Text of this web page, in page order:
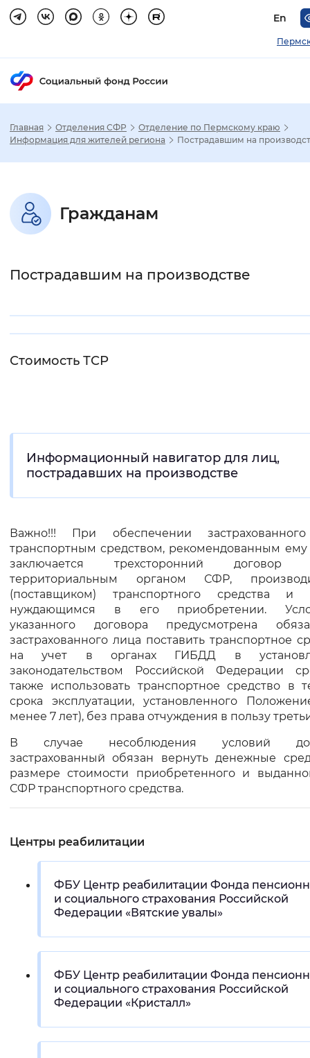
En
Размер шрифта
Шрифт
Интервал между буквами
Нормальный
Синий фон
Звуковой ассистент
Воспроизвести Остановить
Вернуть стандартные настройки
Главная Отделения СФР
Отделение по Пермскому краю
Информация для жителей региона
Пострадавшим на
Гражданам
Пострадавшим на производстве
Стоимость ТСР
Информационный навигатор для лиц,
пострадавших на производстве
Важно!!! При обеспечении
транспортным средством, рекомендованным
заключается трехсторонний договор
территориальным органом СФР,
(поставщиком) транспортного средства и
нуждающимся в его приобретении.
указанного договора предусмотрена
застрахованного лица поставить транспортное
на учет в органах ГИБДД в
законодательством Российской Федерации
также использовать транспортное средство в
срока эксплуатации, установленного
менее 7 лет), без права отчуждения в пользу
В случае несоблюдения условий
застрахованный обязан вернуть денежные
размере стоимости приобретенного и
СФР транспортного средства.
Центры реабилитации
ФБУ Центр реабилитации Фонда
и социального страхования Российской
Федерации «Вятские увалы»
ФБУ Центр реабилитации Фонда
и социального страхования Российской
Федерации «Кристалл»